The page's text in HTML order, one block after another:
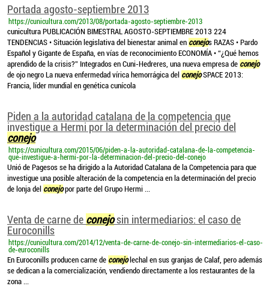
Portada agosto-septiembre 2013
https://cunicultura.com/2013/08/portada-agosto-septiembre-2013
cunicultura PUBLICACIÓN BIMESTRAL AGOSTO-SEPTIEMBRE 2013 224
TENDENCIAS • Situación legislativa del bienestar animal en conejos RAZAS • Pardo
Español y Gigante de España, en vías de reconocimiento ECONOMÍA • “¿Qué hemos
aprendido de la crisis?” Integrados en Cuni-Hedreres, una nueva empresa de conejo
de ojo negro La nueva enfermedad vírica hemorrágica del conejoSPACE 2013:
Francia, líder mundial en genética cunícola
Piden a la autoridad catalana de la competencia que
investigue a Hermi por la determinación del precio del
conejo
https://cunicultura.com/2015/06/piden-a-la-autoridad-catalana-de-la-competencia-
que-investigue-a-hermi-por-la-determinacion-del-precio-del-conejo
Unió de Pagesos se ha dirigido a la Autoridad Catalana de la Competencia para que
investigue una posible alteración de la competencia en la determinación del precio
de lonja del conejopor parte del Grupo Hermi ...
Venta de carne de conejosin intermediarios: el caso de
Euroconills
https://cunicultura.com/2014/12/venta-de-carne-de-conejo-sin-intermediarios-el-caso-
de-euroconills
En Euroconills producen carne de conejolechal en sus granjas de Calaf, pero además
se dedican a la comercialización, vendiendo directamente a los restaurantes de la
zona ...